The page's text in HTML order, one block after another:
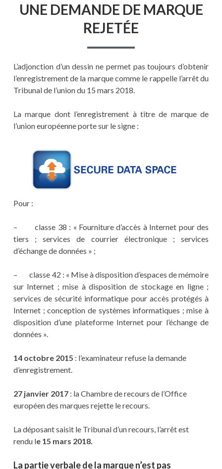
UNE DEMANDE DE MARQUE
REJETÉE
L’adjonction d’un dessin ne permet pas toujours d’obtenir
l’enregistrement de la marque comme le rappelle l’arrêt du
Tribunal de l’union du 15 mars 2018.
La marque dont l’enregistrement à titre de marque de
l’union européenne porte sur le signe :
Pour :
– classe 38 : « Fourniture d’accès à Internet pour des
tiers ; services de courrier électronique ; services
d’échange de données » ;
– classe 42 : « Mise à disposition d’espaces de mémoire
sur Internet ; mise à disposition de stockage en ligne ;
services de sécurité informatique pour accès protégés à
Internet ; conception de systèmes informatiques ; mise à
disposition d’une plateforme Internet pour l’échange de
données ».
14 octobre 2015 : l’examinateur refuse la demande
d’enregistrement.
27 janvier 2017 : la Chambre de recours de l’Office
européen des marques rejette le recours.
La déposant saisit le Tribunal d’un recours, l’arrêt est
rendu le 15 mars 2018.
La partie verbale de la marque n’est pas